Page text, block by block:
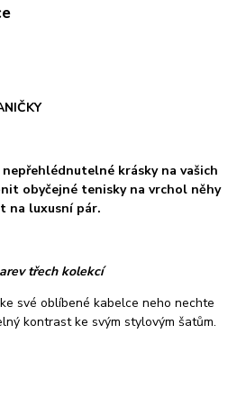
krásky na vašich
obyčejné tenisky na vrchol něhy
na luxusní pár.
třech kolekcí
své oblíbené kabelce neho nechte
kontrast ke svým stylovým šatům.